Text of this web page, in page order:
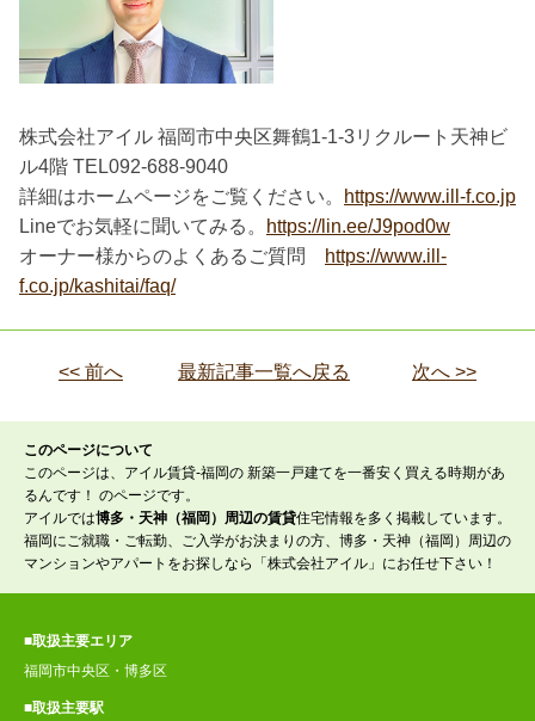
株式会社アイル 福岡市中央区舞鶴1-1-3リクルート天神ビ
ル4階 TEL092-688-9040
詳細はホームページをご覧ください。
https://www.ill-f.co.jp
Lineでお気軽に聞いてみる。
https://lin.ee/J9pod0w
オーナー様からのよくあるご質問
https://www.ill-
f.co.jp/kashitai/faq/
<< 前へ 最新記事一覧へ戻る 次へ >>
このページについて
このページは、アイル賃貸-福岡の 新築一戸建てを一番安く買える時期があ
るんです！ のページです。
アイルでは博多・天神（福岡）周辺の賃貸住宅情報を多く掲載しています。
福岡にご就職・ご転勤、ご入学がお決まりの方、博多・天神（福岡）周辺の
マンションやアパートをお探しなら「株式会社アイル」にお任せ下さい！
■取扱主要エリア
福岡市中央区・博多区
■取扱主要駅